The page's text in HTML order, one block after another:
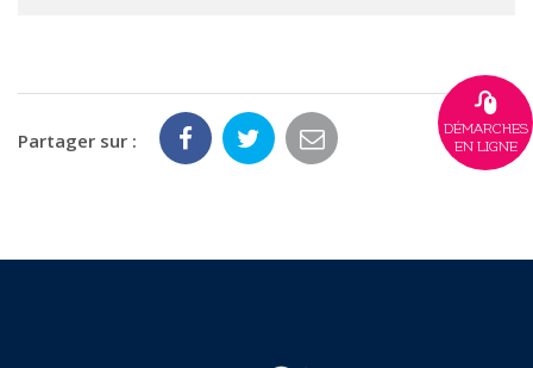
Partager sur :
DÉMARCHES
EN LIGNE